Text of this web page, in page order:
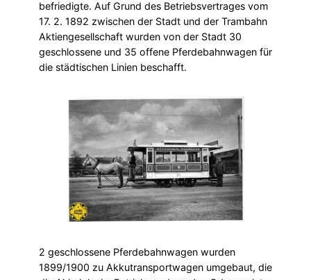
befriedigte. Auf Grund des Betriebsvertrages vom
17. 2. 1892 zwischen der Stadt und der Trambahn
Aktiengesellschaft wurden von der Stadt 30
geschlossene und 35 offene Pferdebahnwagen für
die städtischen Linien beschafft.
2 geschlossene Pferdebahnwagen wurden
1899/1900 zu Akkutransportwagen umgebaut, die